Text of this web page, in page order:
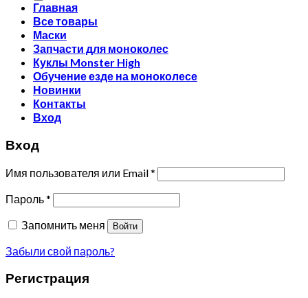
Главная
Все товары
Маски
Запчасти для моноколес
Куклы Monster High
Обучение езде на моноколесе
Новинки
Контакты
Вход
Вход
Имя пользователя или Email*
Пароль*
Запомнить меня
Войти
Забыли свой пароль?
Регистрация